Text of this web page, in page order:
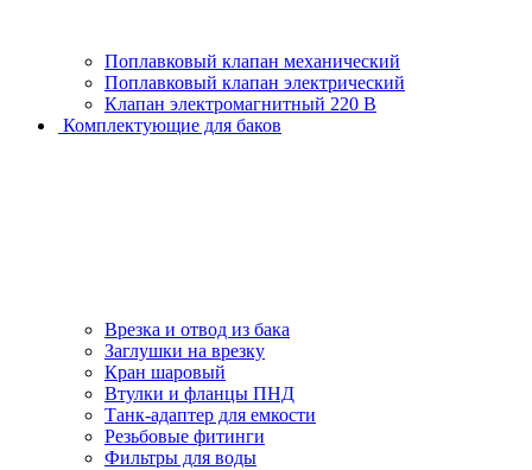
Поплавковый клапан механический
Поплавковый клапан электрический
Клапан электромагнитный 220 В
Комплектующие для баков
Врезка и отвод из бака
Заглушки на врезку
Кран шаровый
Втулки и фланцы ПНД
Танк-адаптер для емкости
Резьбовые фитинги
Фильтры для воды